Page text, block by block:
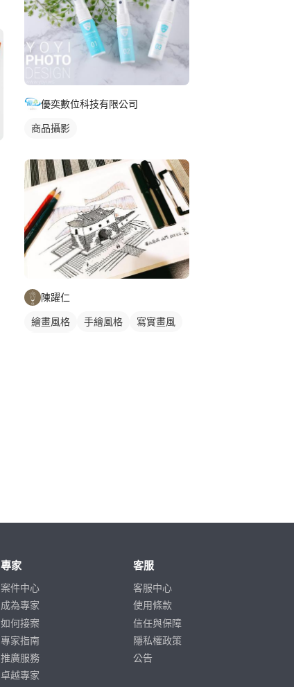
優奕數位科技有限公司
商品攝影
陳躍仁
繪畫風格 手繪風格
寫實畫風
專家
案件中心
成為專家
如何接案
專家指南
推廣服務
卓越專家
客服
客服中心
使用條款
信任與保障
隱私權政策
公告